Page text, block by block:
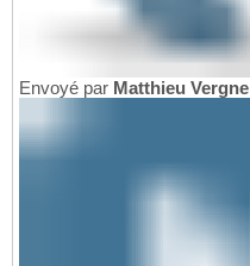
Envoyé par Matthieu Vergne